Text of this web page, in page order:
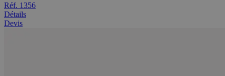
Réf. 1356
Détails
Devis